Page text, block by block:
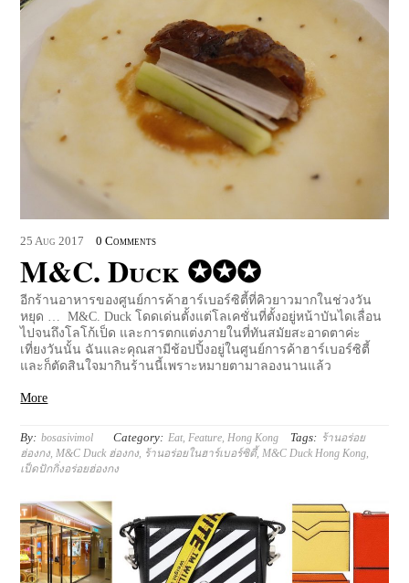
25 Aug 2017 0 Comments
M&C. Duck ✪✪✪
อีกร้านอาหารของศูนย์การค้าฮาร์เบอร์ซิตี้ที่คิวยาวมากในช่วงวัน
หยุด … M&C. Duck โดดเด่นตั้งแต่โลเคชั่นที่ตั้งอยู่หน้าบันไดเลื่อน
ไปจนถึงโลโก้เป็ด และการตกแต่งภายในที่ทันสมัยสะอาดตาค่ะ
เที่ยงวันนั้น ฉันและคุณสามีช้อปปิ้งอยู่ในศูนย์การค้าฮาร์เบอร์ซิตี้
และก็ตัดสินใจมากินร้านนี้เพราะหมายตามาลองนานแล้ว
More
By: bosasivimol Category: Eat, Feature Hong Kong Tags: ร้านอร่อย
ฮ่องกง, M&C Duck ฮ่องกง, ร้านอร่อยในฮาร์เบอร์ซิตี้, M&C Duck Hong Kong
เป็ดปักกิ่งอร่อยฮ่องกง